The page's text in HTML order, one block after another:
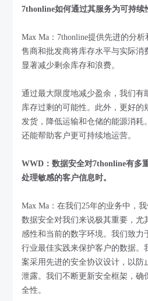
7thonline如何通过其服务为可持续
Max Ma：7thonline提供先进的分
售商和批发商将库存水平与实际消
显著减少剩余库存和浪费。
通过最大限度地减少盈余，我们有
库存过剩的可能性。此外，更好的
发货，降低运输和仓储的能源消耗
还能帮助客户更可持续地运营。
WWD：数据安全对7thonline有多
处理敏感的客户信息时。
Max Ma：在我们25年的业务中，
数据安全对我们来说极其重要，尤
感性和当前的数字环境。我们致力
行业最佳实践来保护客户的数据。
案采用先进的安全协议设计，以防
泄露。我们不断更新安全框架，确
全性。